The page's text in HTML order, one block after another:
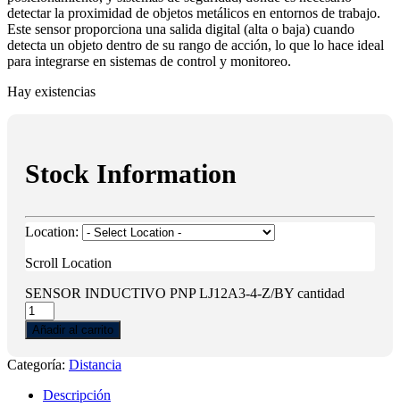
detectar la proximidad de objetos metálicos en entornos de trabajo.
Este sensor proporciona una salida digital (alta o baja) cuando
detecta un objeto dentro de su rango de acción, lo que lo hace ideal
para integrarse en sistemas de control y monitoreo.
Hay existencias
Stock Information
Location:
Scroll Location
SENSOR INDUCTIVO PNP LJ12A3-4-Z/BY cantidad
Añadir al carrito
Categoría: Distancia
Descripción